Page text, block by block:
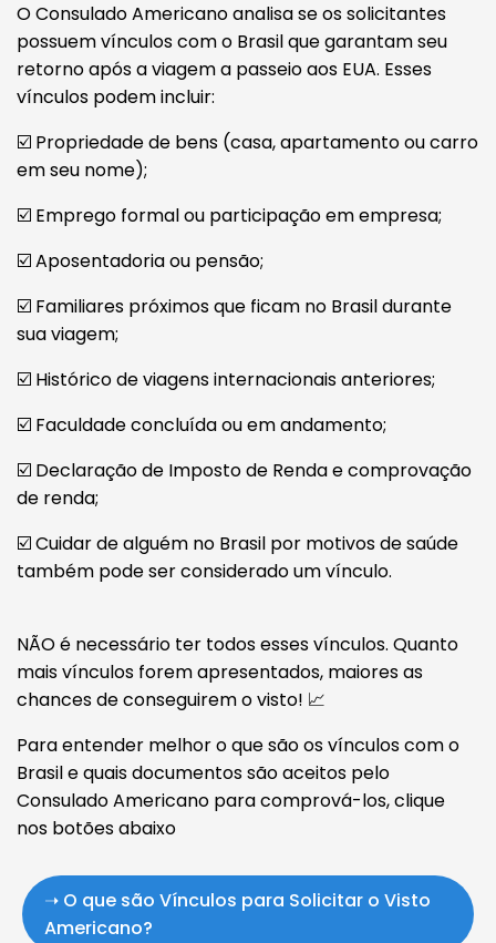
O Consulado Americano analisa se os solicitantes
possuem vínculos com o Brasil que garantam seu
retorno após a viagem a passeio aos EUA. Esses
vínculos podem incluir:
☑️ Propriedade de bens (casa, apartamento ou carro
em seu nome);
☑️ Emprego formal ou participação em empresa;
☑️ Aposentadoria ou pensão;
☑️ Familiares próximos que ficam no Brasil durante
sua viagem;
☑️ Histórico de viagens internacionais anteriores;
☑️ Faculdade concluída ou em andamento;
☑️ Declaração de Imposto de Renda e comprovação
de renda;
☑️ Cuidar de alguém no Brasil por motivos de saúde
também pode ser considerado um vínculo.
NÃO é necessário ter todos esses vínculos. Quanto
mais vínculos forem apresentados, maiores as
chances de conseguirem o visto! 📈
Para entender melhor o que são os vínculos com o
Brasil e quais documentos são aceitos pelo
Consulado Americano para comprová-los, clique
nos botões abaixo
➝ O que são Vínculos para Solicitar o Visto
Americano?